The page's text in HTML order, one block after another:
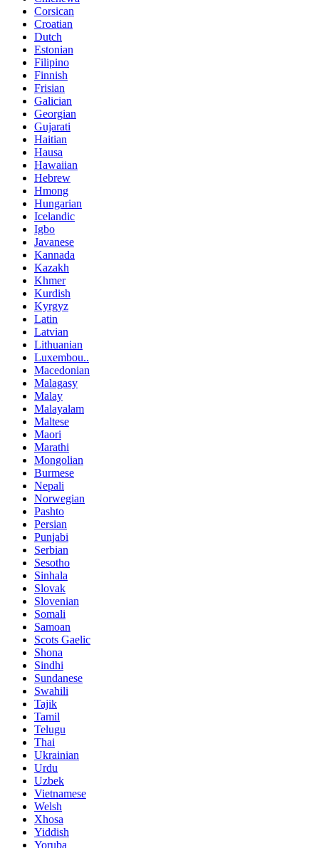
Corsican
Croatian
Dutch
Estonian
Filipino
Finnish
Frisian
Galician
Georgian
Gujarati
Haitian
Hausa
Hawaiian
Hebrew
Hmong
Hungarian
Icelandic
Igbo
Javanese
Kannada
Kazakh
Khmer
Kurdish
Kyrgyz
Latin
Latvian
Lithuanian
Luxembou..
Macedonian
Malagasy
Malay
Malayalam
Maltese
Maori
Marathi
Mongolian
Burmese
Nepali
Norwegian
Pashto
Persian
Punjabi
Serbian
Sesotho
Sinhala
Slovak
Slovenian
Somali
Samoan
Scots Gaelic
Shona
Sindhi
Sundanese
Swahili
Tajik
Tamil
Telugu
Thai
Ukrainian
Urdu
Uzbek
Vietnamese
Welsh
Xhosa
Yiddish
Yoruba